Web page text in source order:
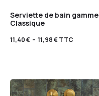
Serviette de bain gamme
Classique
11,40€ – 11,98€TTC